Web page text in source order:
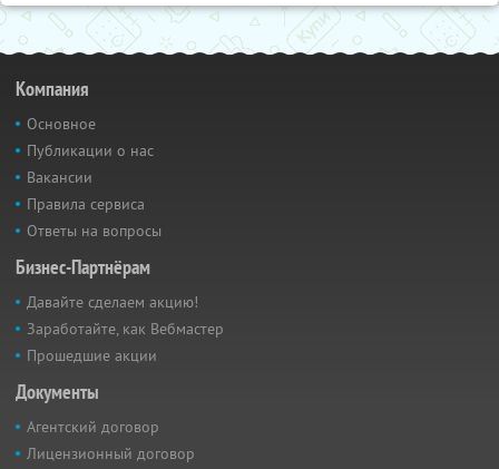
Компания
Основное
Публикации о нас
Вакансии
Правила сервиса
Ответы на вопросы
Бизнес-Партнёрам
Давайте сделаем акцию!
Заработайте, как Вебмастер
Прошедшие акции
Документы
Агентский договор
Лицензионный договор